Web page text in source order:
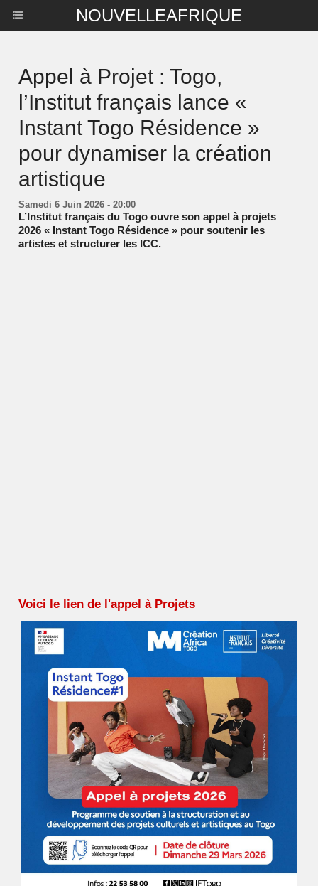
NOUVELLEAFRIQUE
Appel à Projet : Togo,
l’Institut français lance «
Instant Togo Résidence »
pour dynamiser la création
artistique
Samedi 6 Juin 2026 - 20:00
L’Institut français du Togo ouvre son appel à projets
2026 « Instant Togo Résidence » pour soutenir les
artistes et structurer les ICC.
Voici le lien de l'appel à Projets